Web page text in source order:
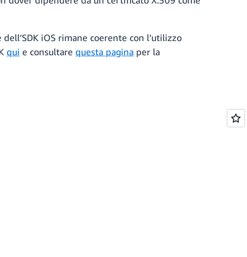
iOS rimane coerente con l’utilizzo
qui e consultare questa pagina per la